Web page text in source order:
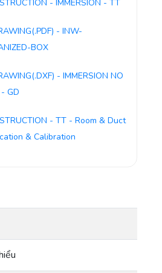
- IMMERSION - TT
- INW-
BOX
- IMMERSION NO
GD
- TT - Room & Duct
& Calibration